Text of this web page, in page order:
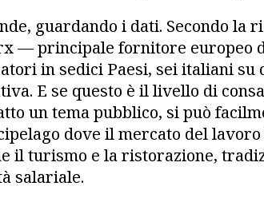
guardando i dati. Secondo la
— principale fornitore europeo
in sedici Paesi, sei italiani su
E se questo è il livello di
un tema pubblico, si può
dove il mercato del
il turismo e la ristorazione,
salariale.